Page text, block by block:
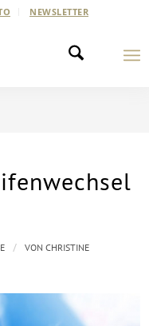
NEWSLETTER
/ VONCHRISTINE